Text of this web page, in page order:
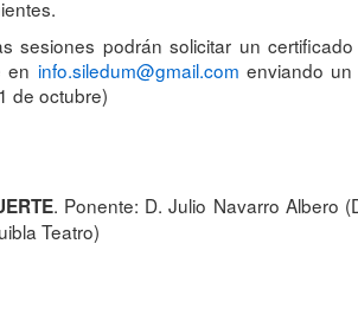
sesiones podrán solicitar un
en info.siledum@gmail.com enviando
de octubre)
. Ponente: D. Julio Navarro Albero
Teatro)